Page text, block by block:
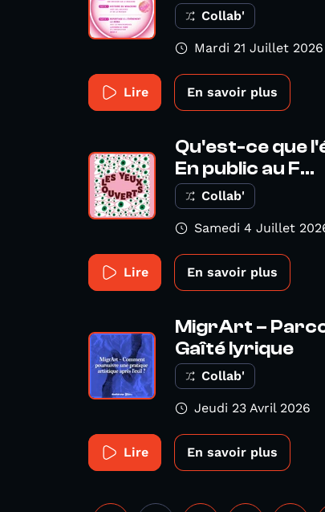
Collab'
Mardi 21 Juillet 2026
Lire En savoir plus
Qu'est-ce que
En public au F...
Collab'
Samedi 4 Juillet
Lire En savoir plus
MigrArt –
Gaîté lyrique
Collab'
Jeudi 23 Avril 2026
Lire En savoir plus